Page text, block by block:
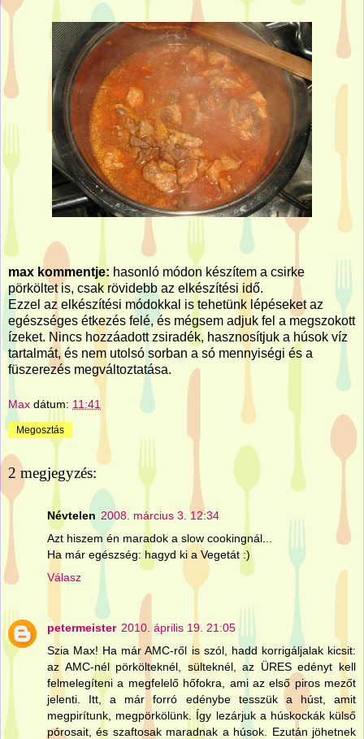
max kommentje: hasonló módon készítem a csirke
pörköltet is, csak rövidebb az elkészítési idő.
Ezzel az elkészítési módokkal is tehetünk lépéseket az
egészséges étkezés felé, és mégsem adjuk fel a megszokott
ízeket. Nincs hozzáadott zsiradék, hasznosítjuk a húsok víz
tartalmát, és nem utolsó sorban a só mennyiségi és a
füszerezés megváltoztatása.
Max dátum: 11:41
Megosztás
2 megjegyzés:
Névtelen 2008. március 3. 12:34
Azt hiszem én maradok a slow cookingnál...
Ha már egészség: hagyd ki a Vegetát :)
Válasz
petermeister 2010. április 19. 21:05
Szia Max! Ha már AMC-ről is szól, hadd korrigáljalak kicsit:
az AMC-nél pörkölteknél, sülteknél, az ÜRES edényt kell
felmelegíteni a megfelelő hőfokra, ami az első piros mezőt
jelenti. Itt, a már forró edénybe tesszük a húst, amit
megpirítunk, megpörkölünk. Így lezárjuk a húskockák külső
pórosait, és szaftosak maradnak a húsok. Ezután jöhetnek